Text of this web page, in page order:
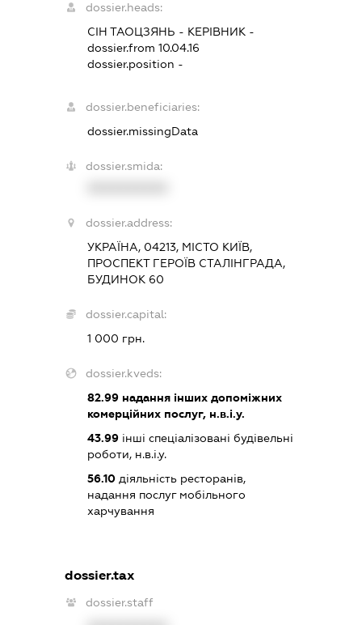
dossier.heads:
СІН ТАОЦЗЯНЬ - КЕРІВНИК -
dossier.from 10.04.16
dossier.position -
dossier.beneficiaries:
dossier.missingData
dossier.smida:
dossier.address:
УКРАЇНА, 04213, МІСТО КИЇВ,
ПРОСПЕКТ ГЕРОЇВ СТАЛІНГРАДА,
БУДИНОК 60
dossier.capital:
1 000 грн.
dossier.kveds:
82.99 надання інших допоміжних
комерційних послуг, н.в.і.у.
43.99 інші спеціалізовані будівельні
роботи, н.в.і.у.
56.10 діяльність ресторанів,
надання послуг мобільного
харчування
dossier.tax
dossier.staff